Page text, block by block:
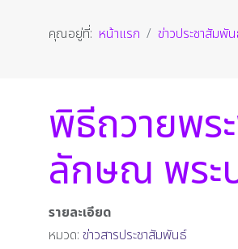
คุณอยู่ที่: หน้าแรก ข่าวประชาสัมพั
พิธีถวายพร
ลักษณ พระ
รายละเอียด
หมวด:ข่าวสารประชาสัมพันธ์